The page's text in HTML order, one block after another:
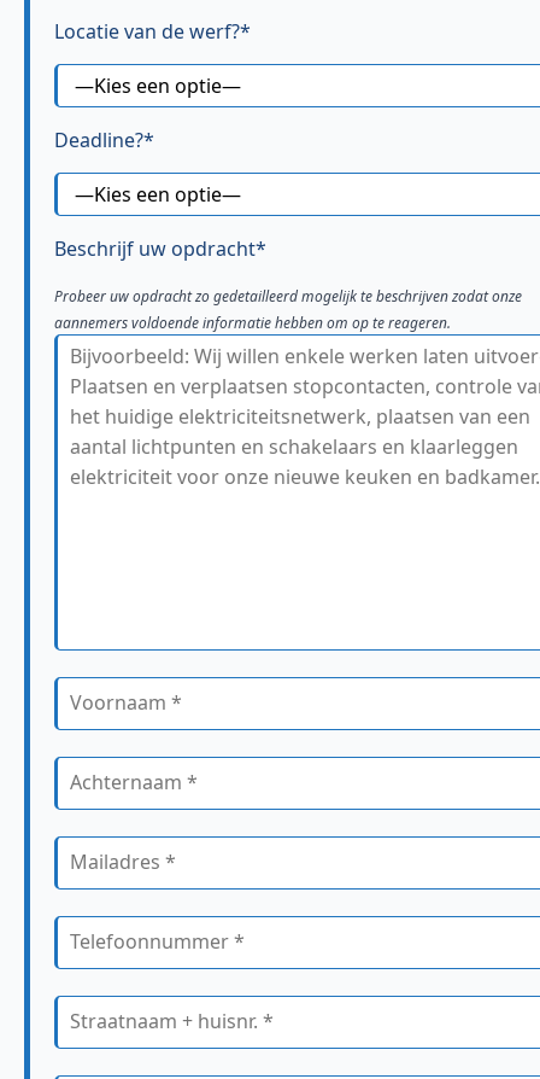
Locatie van de werf?*
Deadline?*
Beschrijf uw opdracht*
Probeer uw opdracht zo gedetailleerd mogelijk te beschrijven zodat onze
aannemers voldoende informatie hebben om op te reageren.